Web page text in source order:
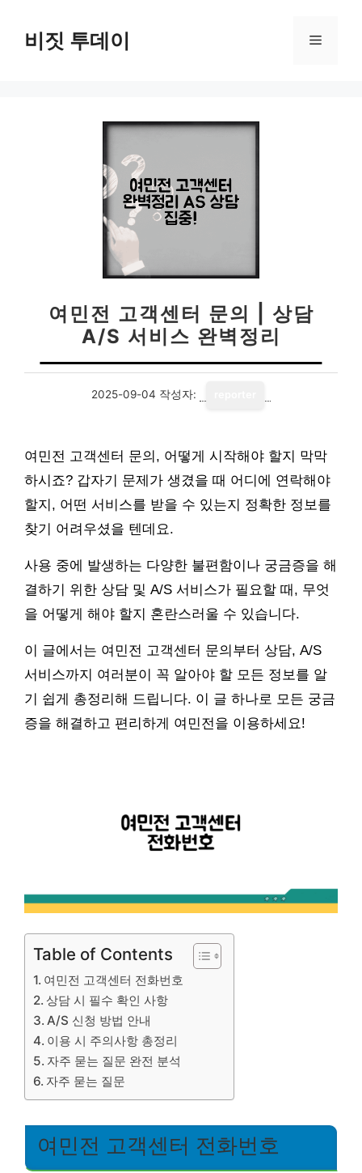
비짓 투데이 메
여민전 고객센터 문의 | 상담
A/S 서비스 완벽정리
2025-09-04 작성자:
여민전 고객센터 문의, 어떻게 시작해야 할지 막막
하시죠? 갑자기 문제가 생겼을 때 어디에 연락해야
할지, 어떤 서비스를 받을 수 있는지 정확한 정보를
찾기 어려우셨을 텐데요.
사용 중에 발생하는 다양한 불편함이나 궁금증을 해
결하기 위한 상담 및 A/S 서비스가 필요할 때, 무엇
을 어떻게 해야 할지 혼란스러울 수 있습니다.
이 글에서는 여민전 고객센터 문의부터 상담, A/S
서비스까지 여러분이 꼭 알아야 할 모든 정보를 알
기 쉽게 총정리해 드립니다. 이 글 하나로 모든 궁금
증을 해결하고 편리하게 여민전을 이용하세요!
Table of Contents
여민전 고객센터 전화번호
상담 시 필수 확인 사항
A/S 신청 방법 안내
이용 시 주의사항 총정리
자주 묻는 질문 완전 분석
자주 묻는 질문
여민전 고객센터 전화번호